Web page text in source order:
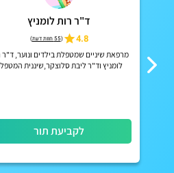
ד"ר רות לומניץ
4.8
(55 חוות דעת )
מרפאת שיניים שמטפלת בילדים ונוער, ד"ר
לומניץ וד"ר ליבת סלוצקר,שיננית
לקביעת תור